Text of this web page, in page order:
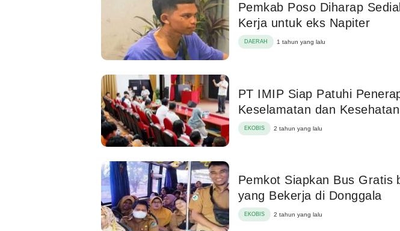
Pemkab Poso Diharap
Kerja untuk eks Napiter
DAERAH 1 tahun yang lalu
PT IMIP Siap Patuhi
Keselamatan dan
EKOBIS 2 tahun yang lalu
Pemkot Siapkan Bus Gratis
yang Bekerja di Donggala
EKOBIS 2 tahun yang lalu